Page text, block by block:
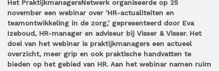
Het PraktijkmanagersNetwerk organiseerde op 25
november een webinar over ‘HR-actualiteiten en
teamontwikkeling in de zorg,’ gepresenteerd door Eva
Izeboud, HR-manager en adviseur bij Visser & Visser. Het
doel van het webinar is praktijkmanagers een actueel
overzicht, meer grip en ook praktische handvatten te
bieden op het gebied van HR. Aan het webinar namen ruim